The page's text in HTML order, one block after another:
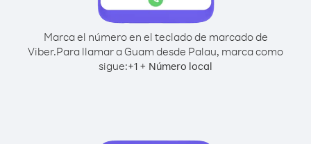
Marca el número en el teclado de marcado de
Viber.Para llamar a Guam desde Palau, marca como
sigue:+1 + Número local